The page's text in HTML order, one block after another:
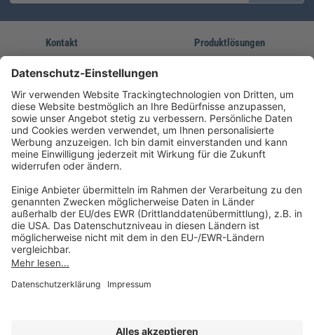
Kontakt
service@forum-verlag.com
Mo-Do 07:30 - 17:00 Uhr
Fr 07:30 - 15:00 Uhr
Produktlösungen
Unsere Marken
Folgen Sie uns
Impressum
Datenschutz